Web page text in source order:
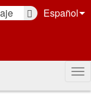
Español